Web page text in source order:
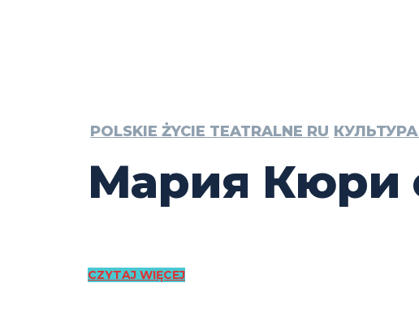
POLSKIE ŻYCIE TEATRALNE RU
Мария Кюри
CZYTAJ WIĘCEJ